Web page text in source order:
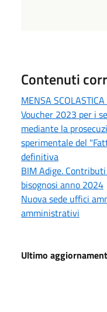
Contenuti
MENSA
Voucher 2023 per i
mediante la
sperimentale del
definitiva
BIM Adige.
bisognosi anno 2024
Nuova sede uffici
amministrativi
Ultimo